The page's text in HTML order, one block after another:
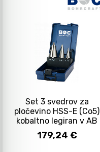
Set 3 svedrov za
pločevino HSS-E (Co5)
kobaltno legiran v AB
179,24 €